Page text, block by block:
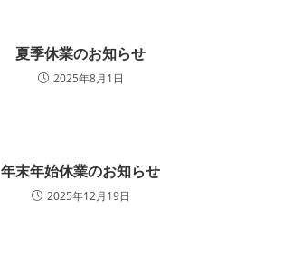
夏季休業のお知らせ
2025年8月1日
年末年始休業のお知らせ
2025年12月19日